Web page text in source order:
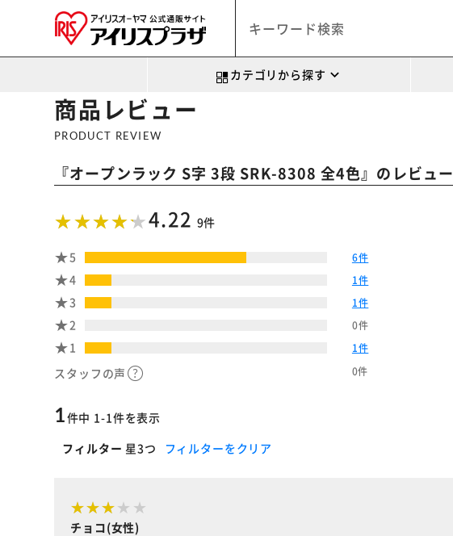
カテゴリから探す
商品レビュー
PRODUCT REVIEW
『オープンラック S字 3段 SRK-8308 全4色』のレビュー
4.22 9件
5 6件
4 1件
3 1件
2 0件
1 1件
スタッフの声 0件
1件中 1-1件を表示
フィルター 星3つ フィルターをクリア
チョコ(女性)